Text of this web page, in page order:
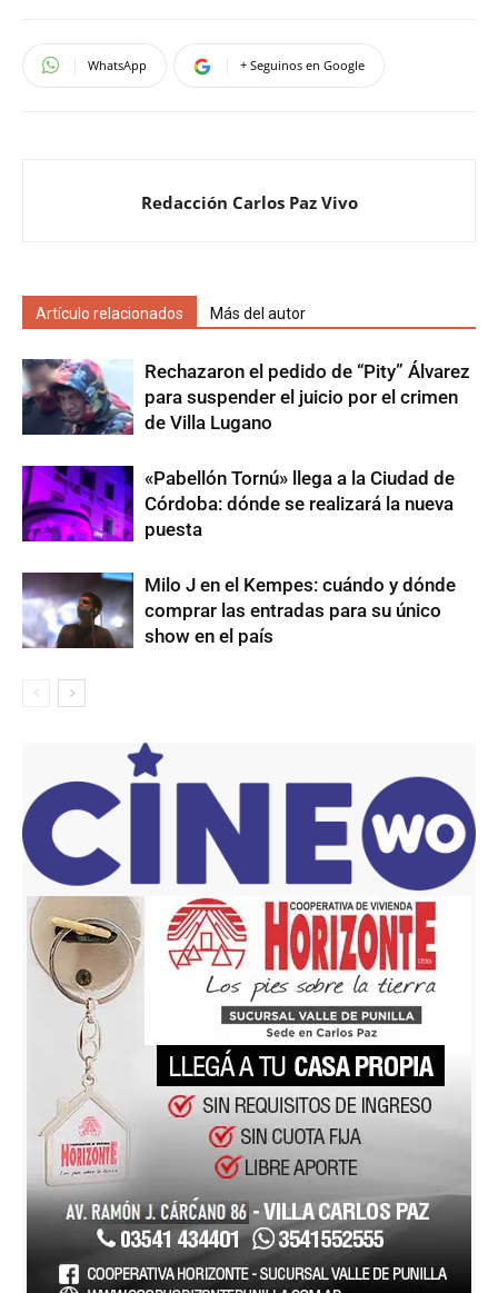
WhatsApp + Seguinos en Google
Redacción Carlos Paz Vivo
Artículo relacionados Más del autor
Rechazaron el pedido de “Pity” Álvarez
para suspender el juicio por el crimen
de Villa Lugano
«Pabellón Tornú» llega a la Ciudad de
Córdoba: dónde se realizará la nueva
puesta
Milo J en el Kempes: cuándo y dónde
comprar las entradas para su único
show en el país